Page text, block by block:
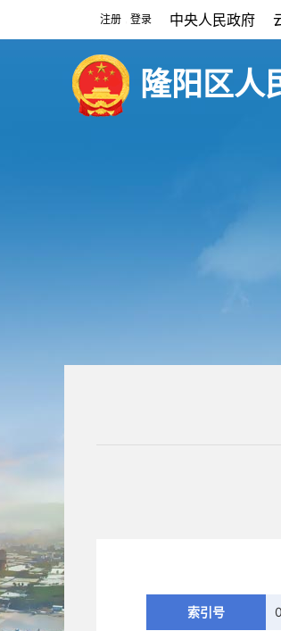
注册 登录 中央人民政府
隆阳区人
索引号